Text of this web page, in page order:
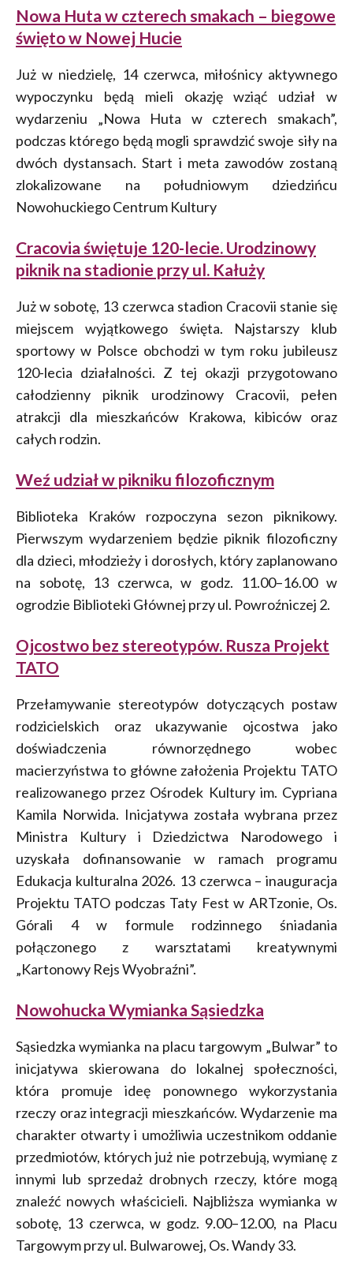
Nowa Huta w czterech smakach – biegowe
święto w Nowej Hucie
Już w niedzielę, 14 czerwca, miłośnicy aktywnego
wypoczynku będą mieli okazję wziąć udział w
wydarzeniu „Nowa Huta w czterech smakach”,
podczas którego będą mogli sprawdzić swoje siły na
dwóch dystansach. Start i meta zawodów zostaną
zlokalizowane na południowym dziedzińcu
Nowohuckiego Centrum Kultury
Cracovia świętuje 120-lecie. Urodzinowy
piknik na stadionie przy ul. Kałuży
Już w sobotę, 13 czerwca stadion Cracovii stanie się
miejscem wyjątkowego święta. Najstarszy klub
sportowy w Polsce obchodzi w tym roku jubileusz
120-lecia działalności. Z tej okazji przygotowano
całodzienny piknik urodzinowy Cracovii, pełen
atrakcji dla mieszkańców Krakowa, kibiców oraz
całych rodzin.
Weź udział w pikniku filozoficznym
Biblioteka Kraków rozpoczyna sezon piknikowy.
Pierwszym wydarzeniem będzie piknik filozoficzny
dla dzieci, młodzieży i dorosłych, który zaplanowano
na sobotę, 13 czerwca, w godz. 11.00–16.00 w
ogrodzie Biblioteki Głównej przy ul. Powroźniczej 2.
Ojcostwo bez stereotypów. Rusza Projekt
TATO
Przełamywanie stereotypów dotyczących postaw
rodzicielskich oraz ukazywanie ojcostwa jako
doświadczenia równorzędnego wobec
macierzyństwa to główne założenia Projektu TATO
realizowanego przez Ośrodek Kultury im. Cypriana
Kamila Norwida. Inicjatywa została wybrana przez
Ministra Kultury i Dziedzictwa Narodowego i
uzyskała dofinansowanie w ramach programu
Edukacja kulturalna 2026. 13 czerwca – inauguracja
Projektu TATO podczas Taty Fest w ARTzonie, Os.
Górali 4 w formule rodzinnego śniadania
połączonego z warsztatami kreatywnymi
„Kartonowy Rejs Wyobraźni”.
Nowohucka Wymianka Sąsiedzka
Sąsiedzka wymianka na placu targowym „Bulwar” to
inicjatywa skierowana do lokalnej społeczności,
która promuje ideę ponownego wykorzystania
rzeczy oraz integracji mieszkańców. Wydarzenie ma
charakter otwarty i umożliwia uczestnikom oddanie
przedmiotów, których już nie potrzebują, wymianę z
innymi lub sprzedaż drobnych rzeczy, które mogą
znaleźć nowych właścicieli. Najbliższa wymianka w
sobotę, 13 czerwca, w godz. 9.00–12.00, na Placu
Targowym przy ul. Bulwarowej, Os. Wandy 33.